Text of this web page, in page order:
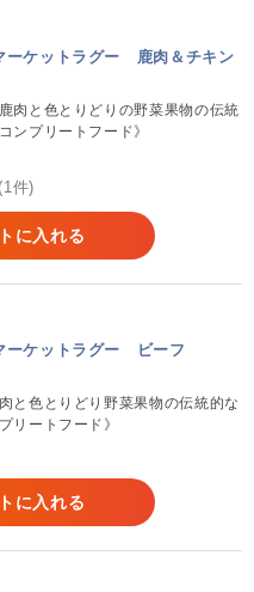
ケットラグー 鹿肉＆チキン
肉と色とりどりの野菜果物の伝統
ンプリートフード》
(1件)
に入れる
ケットラグー ビーフ
と色とりどり野菜果物の伝統的な
リートフード》
に入れる